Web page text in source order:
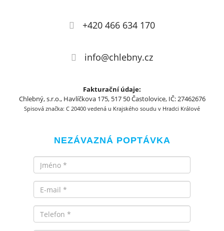
+420 466 634 170
info@chlebny.cz
Fakturační údaje:
Chlebný, s.r.o., Havlíčkova 175, 517 50 Častolovice, IČ: 27462676
Spisová značka: C 20400 vedená u Krajského soudu v Hradci Králové
NEZÁVAZNÁ POPTÁVKA